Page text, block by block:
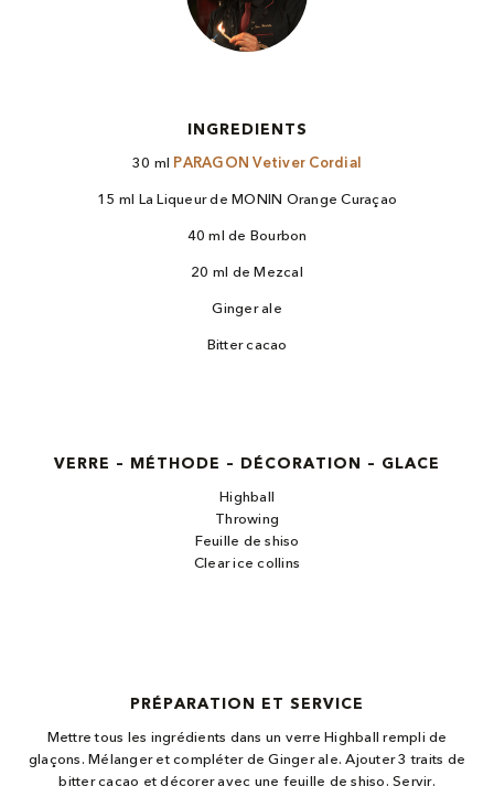
INGREDIENTS
30 ml PARAGON Vetiver Cordial
15 ml La Liqueur de MONIN Orange Curaçao
40 ml de Bourbon
20 ml de Mezcal
Ginger ale
Bitter cacao
VERRE – MÉTHODE – DÉCORATION – GLACE
Highball
Throwing
Feuille de shiso
Clear ice collins
PRÉPARATION ET SERVICE
Mettre tous les ingrédients dans un verre Highball rempli de
glaçons. Mélanger et compléter de Ginger ale. Ajouter 3 traits de
bitter cacao et décorer avec une feuille de shiso. Servir.